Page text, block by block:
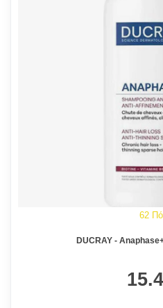
62
DUCRAY -